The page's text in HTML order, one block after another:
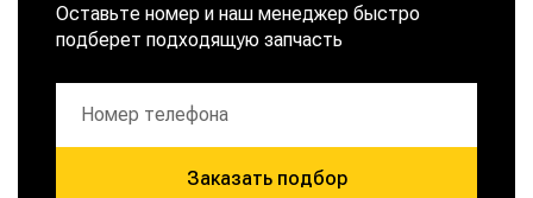
Оставьте номер и наш менеджер быстро
подберет подходящую запчасть
Заказать подбор